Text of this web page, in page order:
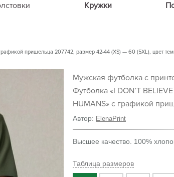
Кружки
пришельца 207742, размер 42-44 (XS) — 60 (5XL), цвет
Мужская футболка с принтом
Футболка «I DON’T
HUMANS» с графикой
Автор: ElenaPrint
Высшее качество. 100%
Таблица размеров